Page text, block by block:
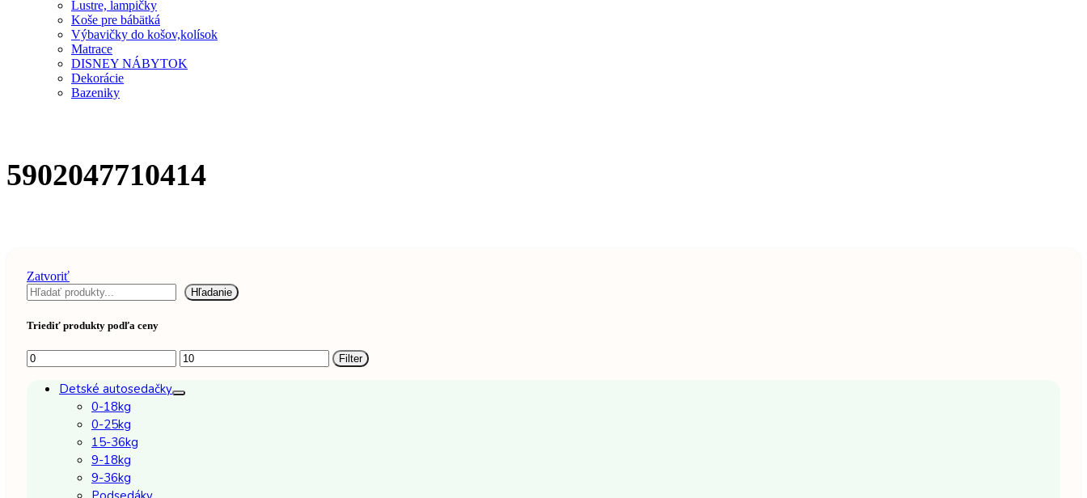
Lustre, lampičky
Koše pre bábätká
Výbavičky do košov,kolísok
Matrace
DISNEY NÁBYTOK
Dekorácie
Bazeniky
5902047710414
Zatvoriť
Hľadať
Hľadanie
Triediť produkty podľa ceny
Minimálna
cena
Maximálna
cena
Filter
Detské autosedačky
0-18kg
0-25kg
15-36kg
9-18kg
9-36kg